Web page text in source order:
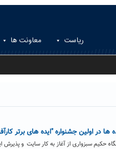
ریاست معاونت ها
در اولین جشنواره "ایده های برتر
حکیم سبزواری از آغاز به کار سایت و